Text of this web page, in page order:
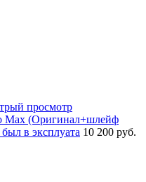
просмотр
Max (Оригинал+шлейф
в эксплуата 10 200 руб.